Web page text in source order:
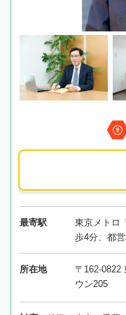
最寄駅
東京メトロ
歩4分、都
所在地
〒162-0822
ウン205